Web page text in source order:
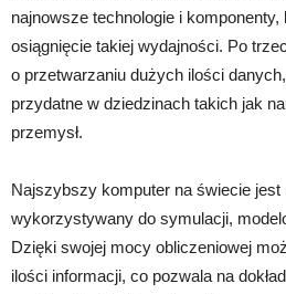
najnowsze technologie i
osiągnięcie takiej wydajności. Po
o przetwarzaniu dużych ilości
przydatne w dziedzinach takich jak
przemysł.
Najszybszy komputer na świecie
wykorzystywany do symulacji,
Dzięki swojej mocy obliczeniowej
ilości informacji, co pozwala na